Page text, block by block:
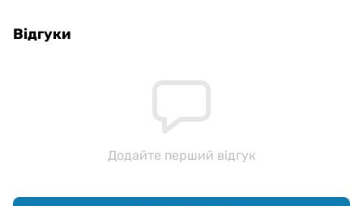
Відгуки
Додайте перший відгук